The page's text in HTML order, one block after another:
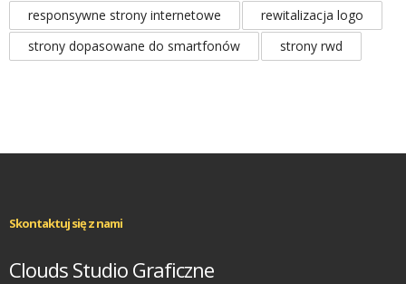
responsywne strony internetowe
rewitalizacja logo
strony dopasowane do smartfonów
strony rwd
Skontaktuj się z nami
Clouds Studio Graficzne